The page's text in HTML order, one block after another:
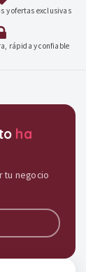
y ofertas exclusivas
rápida y confiable
ha
tu negocio